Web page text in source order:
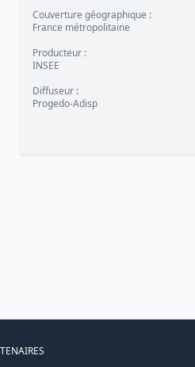
Couverture géographique :
France métropolitaine
Producteur :
INSEE
Diffuseur :
Progedo-Adisp